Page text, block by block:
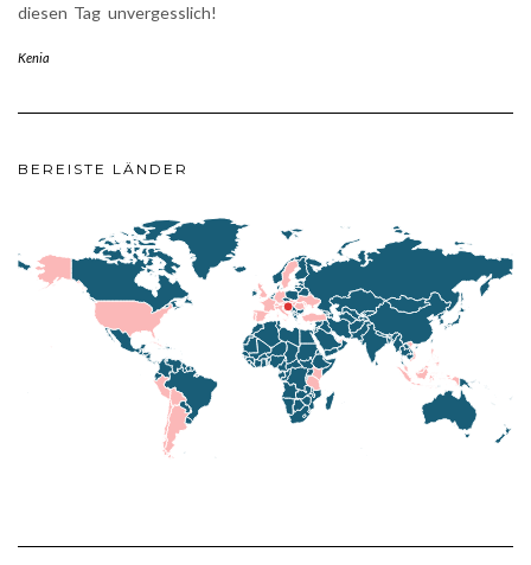
diesen Tag unvergesslich!
Kenia
BEREISTE LÄNDER